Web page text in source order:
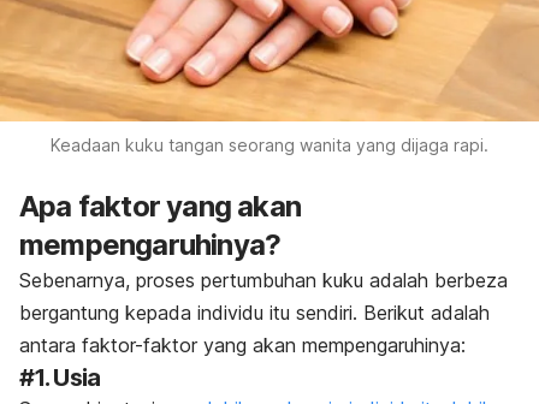
Keadaan kuku tangan seorang wanita yang dijaga rapi.
Apa faktor yang akan
mempengaruhinya?
Sebenarnya, proses pertumbuhan kuku adalah berbeza
bergantung kepada individu itu sendiri. Berikut adalah
antara faktor-faktor yang akan mempengaruhinya:
#1. Usia